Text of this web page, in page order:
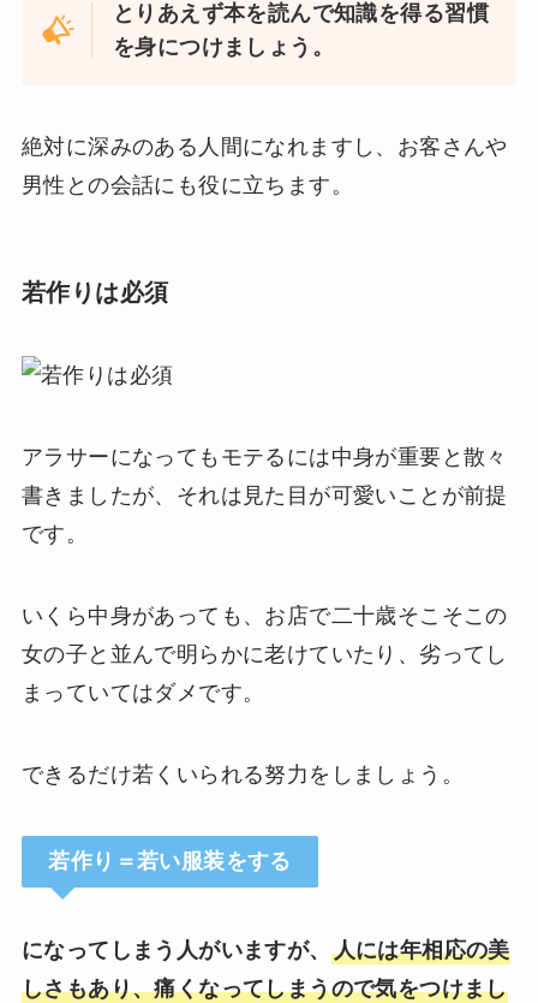
とりあえず本を読んで知識を得る習慣
を身につけましょう。
絶対に深みのある人間になれますし、お客さんや
男性との会話にも役に立ちます。
若作りは必須
アラサーになってもモテるには中身が重要と散々
書きましたが、それは見た目が可愛いことが前提
です。
いくら中身があっても、お店で二十歳そこそこの
女の子と並んで明らかに老けていたり、劣ってし
まっていてはダメです。
できるだけ若くいられる努力をしましょう。
若作り＝若い服装をする
になってしまう人がいますが、 人には年相応の美
しさもあり、痛くなってしまうので気をつけまし